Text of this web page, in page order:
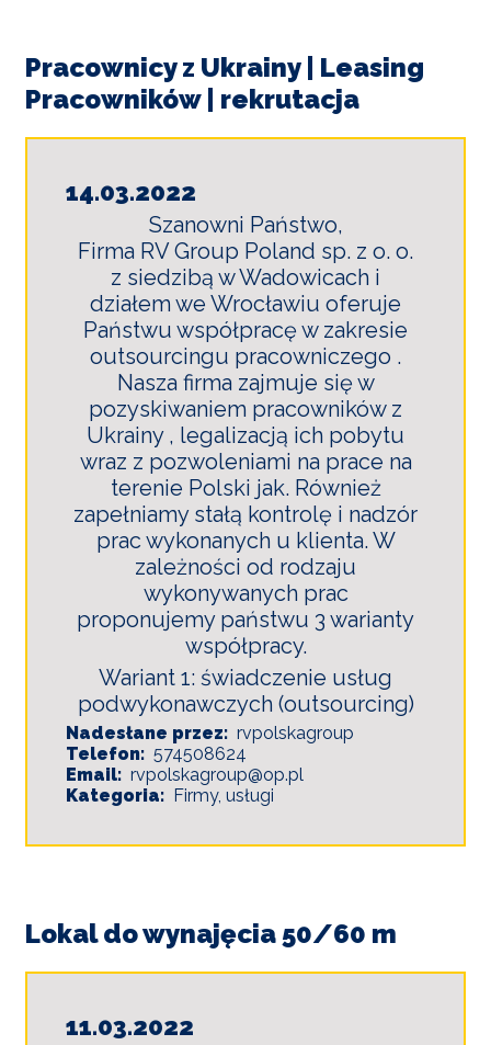
Pracownicy z Ukrainy | Leasing
Pracowników | rekrutacja
14.03.2022
Szanowni Państwo,
Firma RV Group Poland sp. z o. o.
z siedzibą w Wadowicach i
działem we Wrocławiu oferuje
Państwu współpracę w zakresie
outsourcingu pracowniczego .
Nasza firma zajmuje się w
pozyskiwaniem pracowników z
Ukrainy , legalizacją ich pobytu
wraz z pozwoleniami na prace na
terenie Polski jak. Również
zapełniamy stałą kontrolę i nadzór
prac wykonanych u klienta. W
zależności od rodzaju
wykonywanych prac
proponujemy państwu 3 warianty
współpracy.
Wariant 1: świadczenie usług
podwykonawczych (outsourcing)
Nadesłane przez
rvpolskagroup
Telefon
574508624
Email
rvpolskagroup@op.pl
Kategoria
Firmy, usługi
Lokal do wynajęcia 50/60 m
11.03.2022